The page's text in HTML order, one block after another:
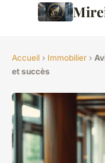
Accueil › Immobilier ›
et succès